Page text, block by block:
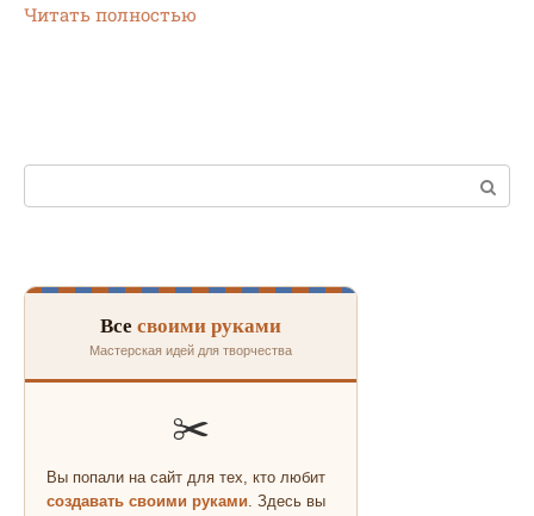
Читать полностью
Поиск:
Все своими руками
Мастерская идей для творчества
✂️
Вы попали на сайт для тех, кто любит
создавать своими руками. Здесь вы